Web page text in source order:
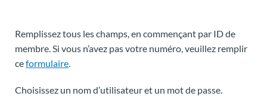
Remplissez tous les champs, en commençant par ID de
membre. Si vous n’avez pas votre numéro, veuillez remplir
ceformulaire.
Choisissez un nom d’utilisateur et un mot de passe.